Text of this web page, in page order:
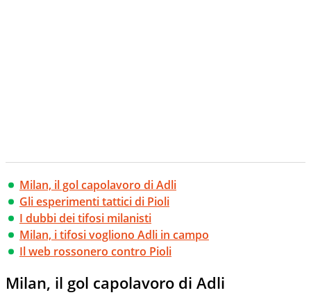
Milan, il gol capolavoro di Adli
Gli esperimenti tattici di Pioli
I dubbi dei tifosi milanisti
Milan, i tifosi vogliono Adli in campo
Il web rossonero contro Pioli
Milan, il gol capolavoro di Adli